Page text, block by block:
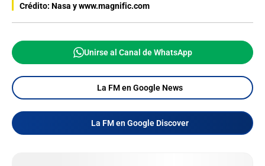
Crédito: Nasa y www.magnific.com
Unirse al Canal de WhatsApp
La FM en Google News
La FM en Google Discover